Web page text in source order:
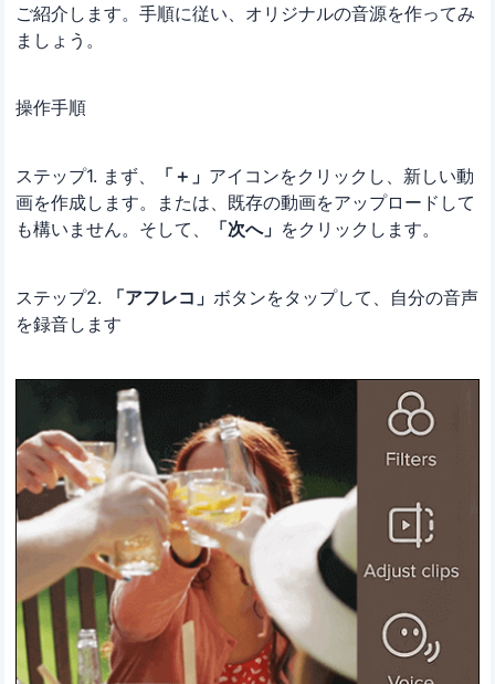
ご紹介します。手順に従い、オリジナルの音源を作ってみ
ましょう。
操作手順
ステップ1. まず、 「＋」 アイコンをクリックし、新しい動
画を作成します。または、既存の動画をアップロードして
も構いません。そして、
「次へ」 をクリックします。
ステップ2. 「アフレコ」 ボタンをタップして、自分の音声
を録音します